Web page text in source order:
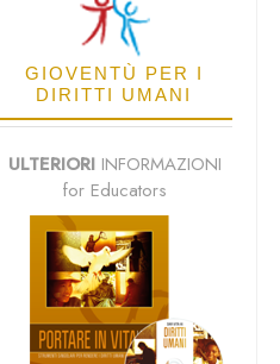
GIOVENTÙ PER I
DIRITTI UMANI
ULTERIORIINFORMAZIONI
for Educators